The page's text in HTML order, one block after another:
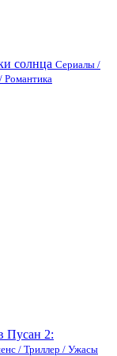
солнца Сериалы /
Пусан 2:
/ Триллер / Ужасы